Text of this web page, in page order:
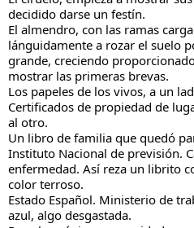
decidido darse un festín.
El almendro, con las ramas
lánguidamente a rozar el suelo
grande, creciendo
mostrar las primeras brevas.
Los papeles de los vivos, a un
Certificados de propiedad de
al otro.
Un libro de familia que quedó
Instituto Nacional de previsión.
enfermedad. Así reza un librito
color terroso.
Estado Español. Ministerio de
azul, algo desgastada.